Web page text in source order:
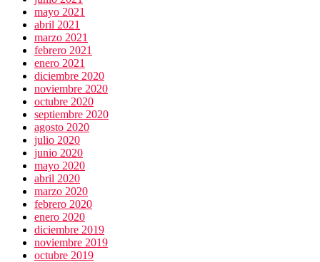
mayo 2021
abril 2021
marzo 2021
febrero 2021
enero 2021
diciembre 2020
noviembre 2020
octubre 2020
septiembre 2020
agosto 2020
julio 2020
junio 2020
mayo 2020
abril 2020
marzo 2020
febrero 2020
enero 2020
diciembre 2019
noviembre 2019
octubre 2019